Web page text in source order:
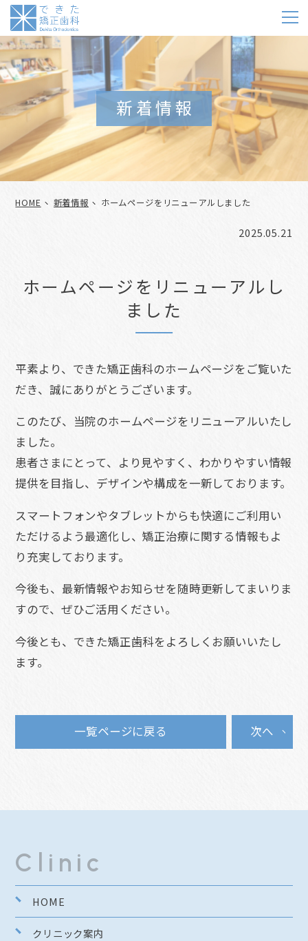
新着情報
HOME 新着情報 ホームページをリニューアルしました
2025.05.21
ホームページをリニューアルし
ました
平素より、できた矯正歯科のホームページをご覧いた
だき、誠にありがとうございます。
このたび、当院のホームページをリニューアルいたし
ました。
患者さまにとって、より見やすく、わかりやすい情報
提供を目指し、デザインや構成を一新しております。
スマートフォンやタブレットからも快適にご利用い
ただけるよう最適化し、矯正治療に関する情報もよ
り充実しております。
今後も、最新情報やお知らせを随時更新してまいりま
すので、ぜひご活用ください。
今後とも、できた矯正歯科をよろしくお願いいたし
ます。
一覧ページに戻る 次へ
Clinic
HOME
クリニック案内